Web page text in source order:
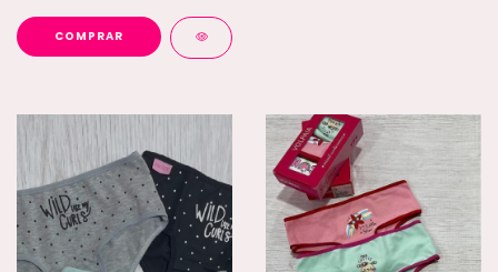
COMPRAR